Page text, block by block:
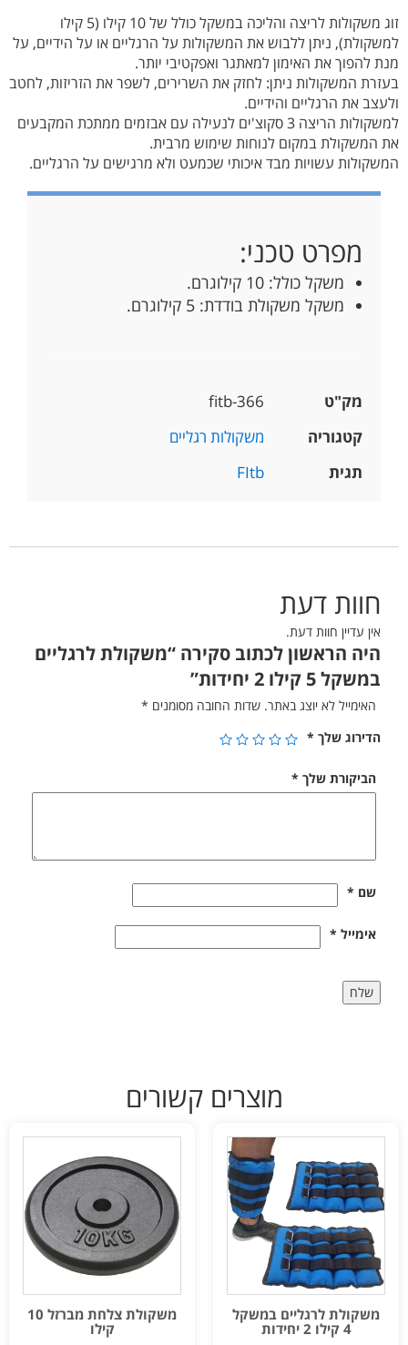
זוג משקולות לריצה והליכה במשקל כולל של 10 קילו (5 קילו
למשקולת), ניתן ללבוש את המשקולות על הרגליים או על הידיים, על
מנת להפוך את האימון למאתגר ואפקטיבי יותר.
בעזרת המשקולות ניתן: לחזק את השרירים, לשפר את הזריזות, לחטב
ולעצב את הרגליים והידיים.
למשקולות הריצה 3 סקוצ'ים לנעילה עם אבזמים ממתכת המקבעים
את המשקולת במקום לנוחות שימוש מרבית.
המשקולות עשויות מבד איכותי שכמעט ולא מרגישים על הרגליים.
מפרט טכני:
משקל כולל: 10 קילוגרם.
משקל משקולת בודדת: 5 קילוגרם.
מק"ט
fitb-366
קטגוריה
משקולות רגליים
תגית
FItb
חוות דעת
אין עדיין חוות דעת.
היה הראשון לכתוב סקירה “משקולת לרגליים
במשקל 5 קילו 2 יחידות”
האימייל לא יוצג באתר. שדות החובה מסומנים *
הדירוג שלך *
הביקורת שלך *
שם *
אימייל *
מוצרים קשורים
משקולת לרגליים במשקל
4 קילו 2 יחידות
משקולת צלחת מברזל 10
קילו